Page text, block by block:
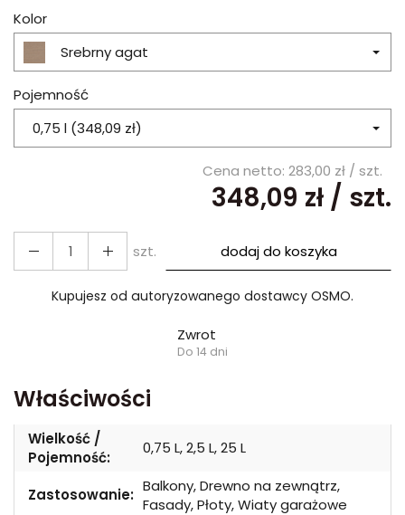
Kolor
Srebrny agat
Pojemność
0,75 l (348,09 zł)
Cena netto: 283,00 zł / szt.
348,09 zł / szt.
szt. dodaj do koszyka
Kupujesz od autoryzowanego dostawcy OSMO.
Zwrot
Do 14 dni
Właściwości
Wielkość /
Pojemność:
0,75 L, 2,5 L, 25 L
Zastosowanie: Balkony, Drewno na zewnątrz,
Fasady, Płoty, Wiaty garażowe